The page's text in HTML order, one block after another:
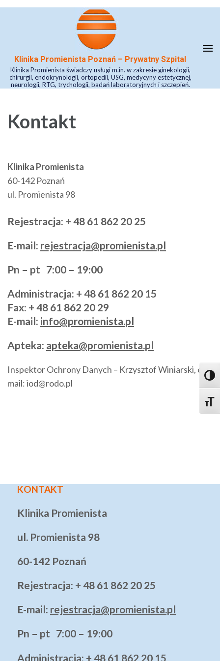
Skip
Enter)Klinika Promienista Poznań – Prywatny Szpital
Klinika Promienista świadczy usługi m.in. w zakresie ginekologii,
chirurgii, endokrynologii, ortopedii, USG, medycyny estetycznej,
neurologii, RTG, trychologii, badań laboratoryjnych i szczepień.
Kontakt
Klinika Promienista
60-142 Poznań
ul. Promienista 98
Rejestracja: + 48 61 862 20 25
E-mail: rejestracja@promienista.pl
Pn – pt 7:00 – 19:00
Administracja: + 48 61 862 20 15
Fax: + 48 61 862 20 29
E-mail: info@promienista.pl
Apteka: apteka@promienista.pl
Inspektor Ochrony Danych – Krzysztof Winiarski, e-
mail: iod@rodo.pl
KONTAKT
Klinika Promienista
ul. Promienista 98
60-142 Poznań
Rejestracja: + 48 61 862 20 25
E-mail: rejestracja@promienista.pl
Pn – pt 7:00 – 19:00
Administracja: + 48 61 862 20 15